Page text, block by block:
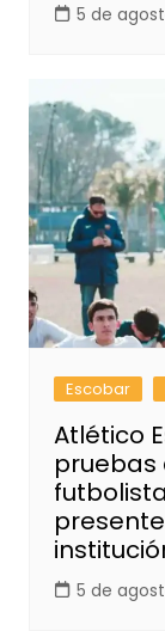
5 de
Escobar
Atlético
pruebas
5 de